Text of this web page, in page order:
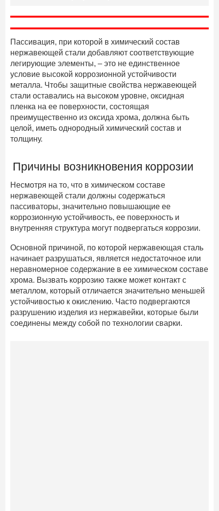
Пассивация, при которой в химический состав
нержавеющей стали добавляют соответствующие
легирующие элементы, – это не единственное
условие высокой коррозионной устойчивости
металла. Чтобы защитные свойства нержавеющей
стали оставались на высоком уровне, оксидная
пленка на ее поверхности, состоящая
преимущественно из оксида хрома, должна быть
целой, иметь однородный химический состав и
толщину.
Причины возникновения коррозии
Несмотря на то, что в химическом составе
нержавеющей стали должны содержаться
пассиваторы, значительно повышающие ее
коррозионную устойчивость, ее поверхность и
внутренняя структура могут подвергаться коррозии.
Основной причиной, по которой нержавеющая сталь
начинает разрушаться, является недостаточное или
неравномерное содержание в ее химическом составе
хрома. Вызвать коррозию также может контакт с
металлом, который отличается значительно меньшей
устойчивостью к окислению. Часто подвергаются
разрушению изделия из нержавейки, которые были
соединены между собой по технологии сварки.